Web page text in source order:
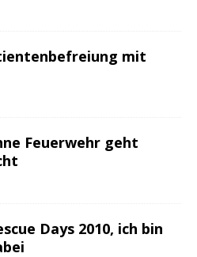
mit
Feuerwehr geht
Days 2010, ich bin